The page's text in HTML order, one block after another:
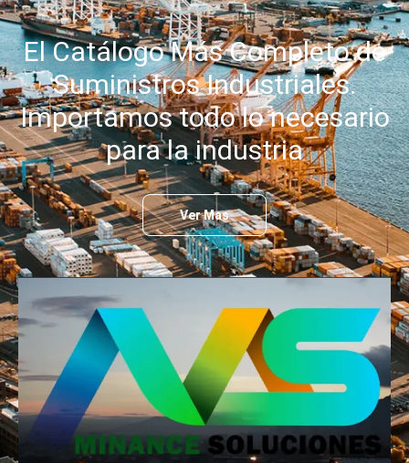
El Catálogo Más Completo de
Suministros Industriales.
Importamos todo lo necesario
para la industria
Ver Mas